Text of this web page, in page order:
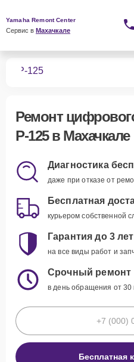
Yamaha Remont Center
Сервис в Махачкале
P-125
Ремонт
P-125в Махачкале
Диагностика
даже при отказе от
Бесплатная
курьером собственной
Гарантия до 3 лет
на все виды работ и
Срочный ремонт
в день обращения от 30
Бесплатная